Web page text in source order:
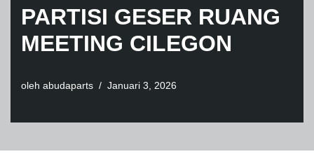
PARTISI GESER RUANG
MEETING CILEGON
oleh abudaparts Januari 3, 2026